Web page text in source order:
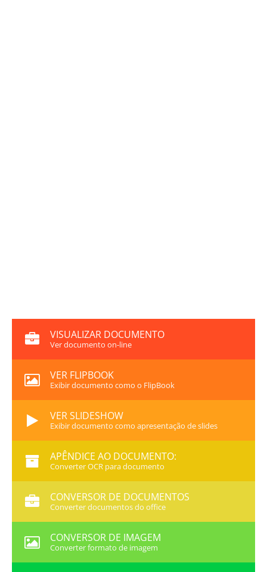
VISUALIZAR DOCUMENTO
Ver documento on-line
VER FLIPBOOK
Exibir documento como o FlipBook
VER SLIDESHOW
Exibir documento como apresentação de slides
APÊNDICE AO DOCUMENTO:
Converter OCR para documento
CONVERSOR DE DOCUMENTOS
Converter documentos do office
CONVERSOR DE IMAGEM
Converter formato de imagem